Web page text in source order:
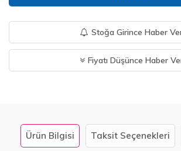
Stoğa Girince Haber
Fiyatı Düşünce Haber
Ürün Bilgisi Taksit Seçenekleri